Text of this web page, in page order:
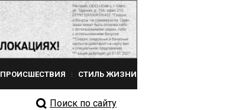
ПРОИСШЕСТВИЯ СТИЛЬ ЖИЗНИ
Поиск по сайту